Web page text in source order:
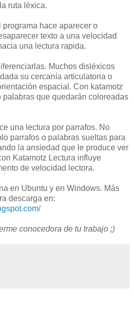
ruta léxica.
programa hace aparecer o
texto a una velocidad
una lectura rapida.
Muchos disléxicos
su cercanía articulatoria o
espacial. Con katamotz
palabras que quedarán coloreadas
una lectura por parrafos. No
parrafos o palabras sueltas para
la ansiedad que le produce ver
Katamotz Lectura influye
de velocidad lectora.
en Ubuntu y en Windows. Más
descarga en:
conocedora de tu trabajo ;)